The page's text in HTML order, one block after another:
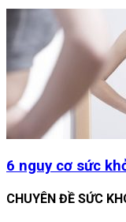
6 nguy cơ sức
CHUYÊN ĐỀ SỨC